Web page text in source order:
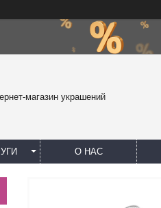
магазин украшений
О НАС